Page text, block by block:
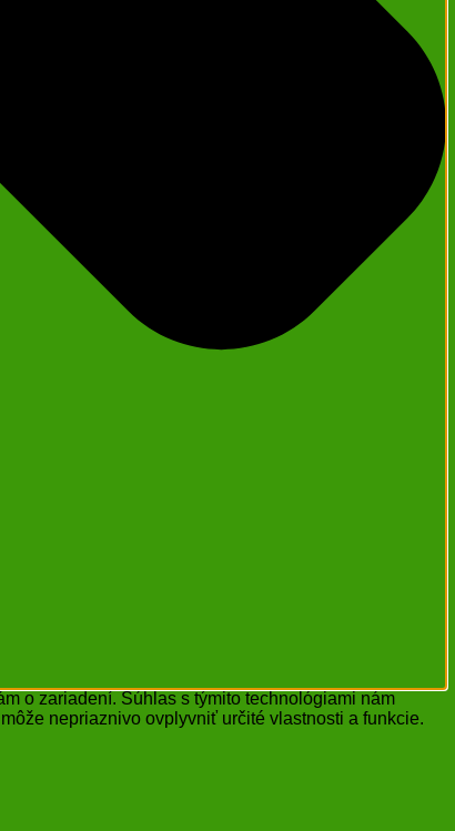
o zariadení. Súhlas s týmito technológiami nám
nepriaznivo ovplyvniť určité vlastnosti a funkcie.